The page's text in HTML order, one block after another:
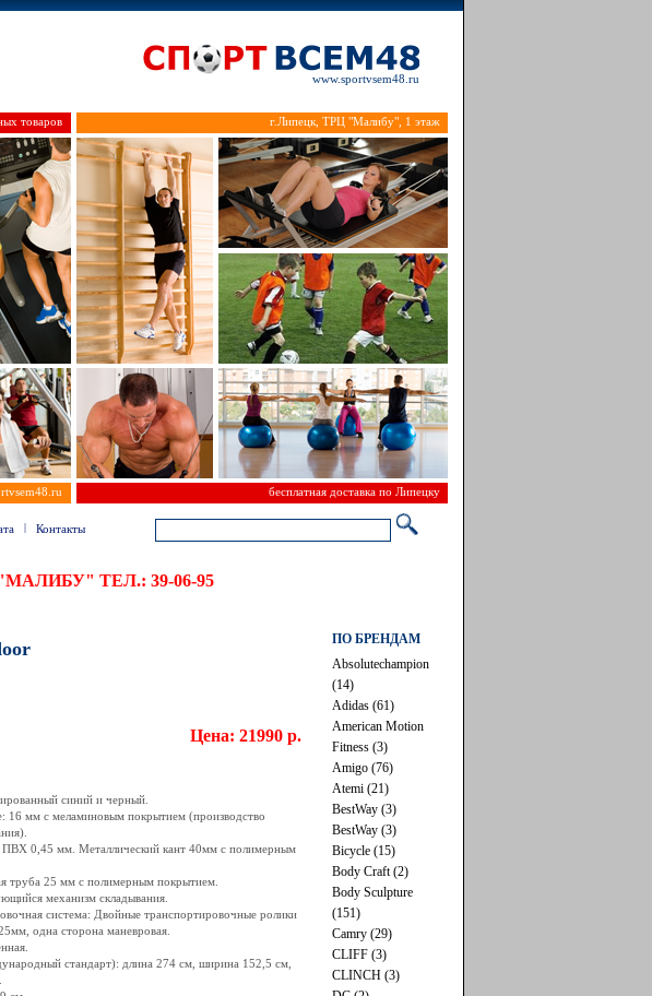
www.sportvsem48.ru
товаров г.Липецк, ТРЦ "Малибу", 1 этаж
бесплатная доставка по Липецку
| Контакты
"МАЛИБУ" ТЕЛ.: 39-06-95
Цена: 21990 р.
синий и черный.
16 мм с меламиновым покрытием (производство
ПВХ 0,45 мм. Металлический кант 40мм с полимерным
труба 25 мм с полимерным покрытием.
механизм складывания.
система: Двойные транспортировочные ролики
одна сторона маневровая.
стандарт): длина 274 см, ширина 152,5 см,
ПО БРЕНДАМ
Absolutechampion
(14)
Adidas (61)
American Motion
Fitness (3)
Amigo (76)
Atemi (21)
BestWay (3)
BestWay (3)
Bicycle (15)
Body Craft (2)
Body Sculpture
(151)
Camry (29)
CLIFF (3)
CLINCH (3)